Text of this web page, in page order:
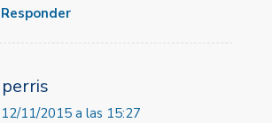
Responder
perris
12/11/2015 a las 15:27